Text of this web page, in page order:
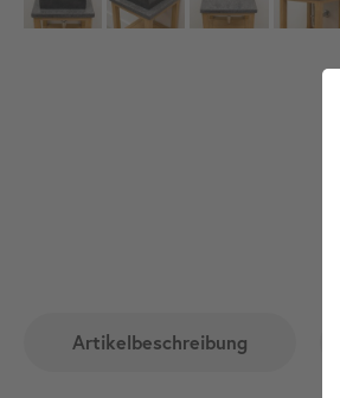
Artikelbeschreibung